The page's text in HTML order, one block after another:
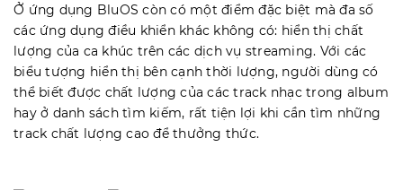
Ở ứng dụng BluOS còn có một điểm đặc biệt mà đa số
các ứng dụng điều khiển khác không có: hiển thị chất
lượng của ca khúc trên các dịch vụ streaming. Với các
biểu tượng hiển thị bên cạnh thời lượng, người dùng có
thể biết được chất lượng của các track nhạc trong album
hay ở danh sách tìm kiếm, rất tiện lợi khi cần tìm những
track chất lượng cao để thưởng thức.